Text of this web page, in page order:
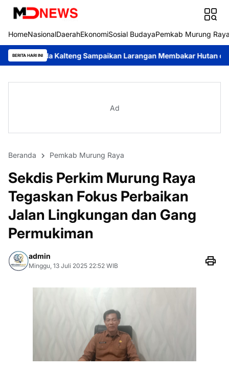
HomeNasionalDaerahEkonomiSosial BudayaPemkab Murung
BERITA HARI INI
Sampaikan Larangan Membakar Hutan dan Lahan
Ad
Beranda Pemkab Murung Raya
Sekdis Perkim Murung Raya
Tegaskan Fokus Perbaikan
Jalan Lingkungan dan Gang
Permukiman
admin
Minggu, 13 Juli 2025 22:52 WIB